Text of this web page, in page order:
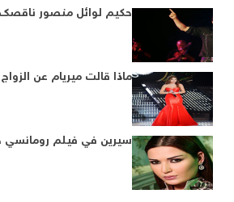
حكيم لوائل منصور
ماذا قالت ميريام عن
سيرين في فيلم رومانسي